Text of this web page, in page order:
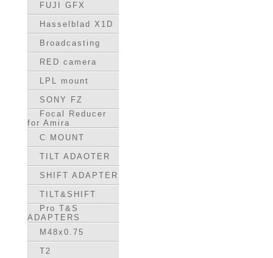
FUJI GFX
Hasselblad X1D
Broadcasting
RED camera
LPL mount
SONY FZ
Focal Reducer
for Amira
C MOUNT
TILT ADAOTER
SHIFT ADAPTER
TILT&SHIFT
Pro T&S
ADAPTERS
M48x0.75
T2